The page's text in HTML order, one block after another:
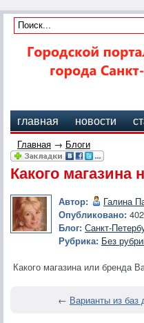
главная новости
Главная → Блоги
Какого магазина
Автор:
Галина
Опубликовано:
Блог: Санкт-
Рубрика: Без
Какого магазина или бренда
← Варианты из баз